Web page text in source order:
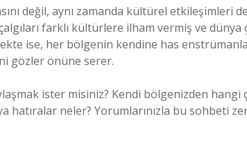
değil, aynı zamanda kültürel etkileşimleri
farklı kültürlere ilham vermiş ve dünya
ise, her bölgenin kendine has
gözler önüne serer.
ister misiniz? Kendi bölgenizden hangi
hatıralar neler? Yorumlarınızla bu sohbeti